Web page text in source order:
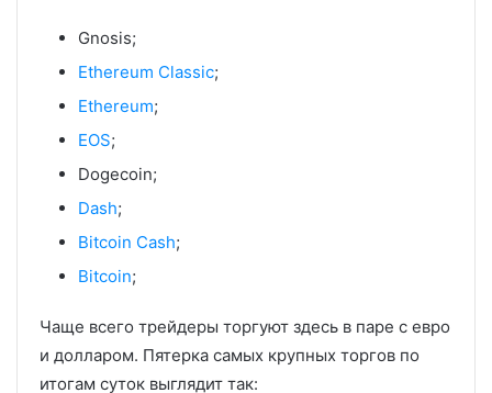
Gnosis;
Ethereum Classic;
Ethereum;
EOS;
Dogecoin;
Dash;
Bitcoin Cash;
Bitcoin;
Чаще всего трейдеры торгуют здесь в паре с евро
и долларом. Пятерка самых крупных торгов по
итогам суток выглядит так: